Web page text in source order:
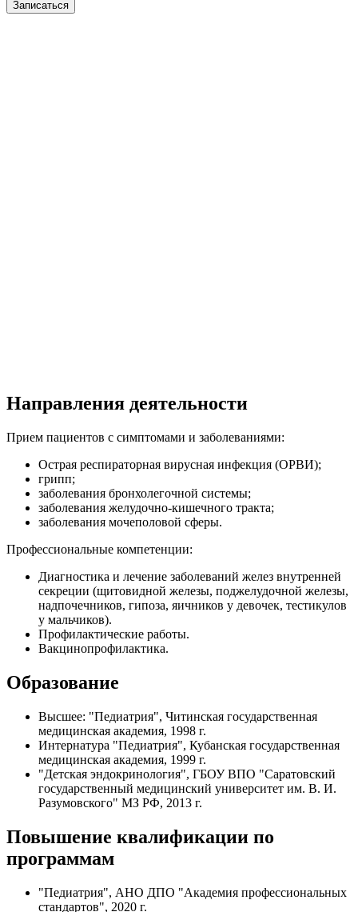
Записаться
Направления деятельности
Прием пациентов с симптомами и заболеваниями:
Острая респираторная вирусная инфекция (ОРВИ);
грипп;
заболевания бронхолегочной системы;
заболевания желудочно-кишечного тракта;
заболевания мочеполовой сферы.
Профессиональные компетенции:
Диагностика и лечение заболеваний желез внутренней
секреции (щитовидной железы, поджелудочной железы,
надпочечников, гипоза, яичников у девочек, тестикулов
у мальчиков).
Профилактические работы.
Вакцинопрофилактика.
Образование
Высшее: "Педиатрия", Читинская государственная
медицинская академия, 1998 г.
Интернатура "Педиатрия", Кубанская государственная
медицинская академия, 1999 г.
"Детская эндокринология", ГБОУ ВПО "Саратовский
государственный медицинский университет им. В. И.
Разумовского" МЗ РФ, 2013 г.
Повышение квалификации по
программам
"Педиатрия", АНО ДПО "Академия профессиональных
стандартов", 2020 г.